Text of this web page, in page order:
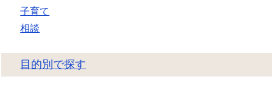
子育て
相談
目的別で探す